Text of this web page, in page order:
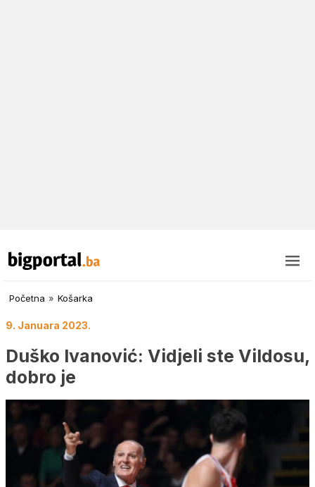
Početna » Košarka
9. Januara 2023.
Duško Ivanović: Vidjeli ste Vildosu,
dobro je